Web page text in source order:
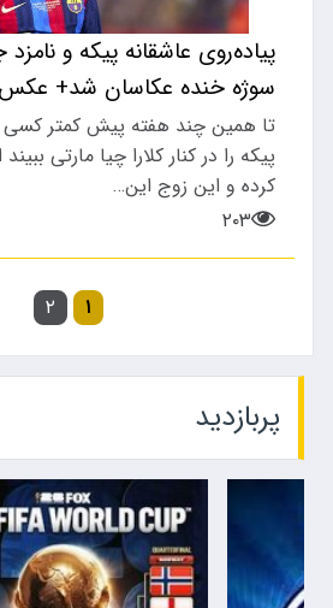
پیاده‌روی عاشقانه پیکه و
سوژه خنده عکاسان شد+ عکس
تا همین چند هفته پیش کمتر کسی
پیکه را در کنار کلارا چیا مارتی
کرده و این زوج این…
۲۰۳
۱ ۲
پربازدید‍